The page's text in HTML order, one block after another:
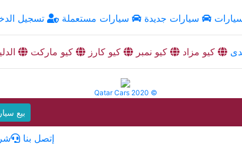
سيارات جديدة سيارات مستعملة تسجيل
كيو مزاد كيو نمبر كيو كارز كيو ماركت
Qatar Cars 2020 ©
بيع
إتصل بنا